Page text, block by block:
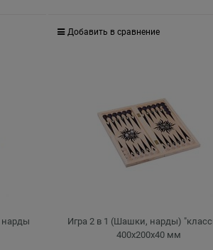
Добавить в сравнение
нарды
Игра 2 в 1 (Шашки, нарды)
400х200х40 мм